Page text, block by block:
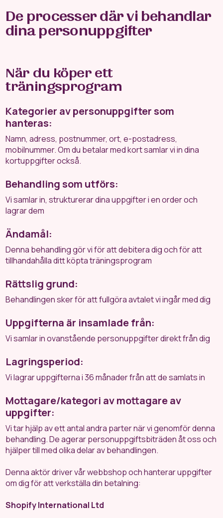
De processer där vi behandlar
dina personuppgifter
När du köper ett
träningsprogram
Kategorier av personuppgifter som
hanteras:
Namn, adress, postnummer, ort, e-postadress,
mobilnummer. Om du betalar med kort samlar vi in dina
kortuppgifter också.
Behandling som utförs:
Vi samlar in, strukturerar dina uppgifter i en order och
lagrar dem
Ändamål:
Denna behandling gör vi för att debitera dig och för att
tillhandahålla ditt köpta träningsprogram
Rättslig grund:
Behandlingen sker för att fullgöra avtalet vi ingår med dig
Uppgifterna är insamlade från:
Vi samlar in ovanstående personuppgifter direkt från dig
Lagringsperiod:
Vi lagrar uppgifterna i 36 månader från att de samlats in
Mottagare/kategori av mottagare av
uppgifter:
Vi tar hjälp av ett antal andra parter när vi genomför denna
behandling. De agerar personuppgiftsbiträden åt oss och
hjälper till med olika delar av behandlingen.
Denna aktör driver vår webbshop och hanterar uppgifter
om dig för att verkställa din betalning:
Shopify International Ltd